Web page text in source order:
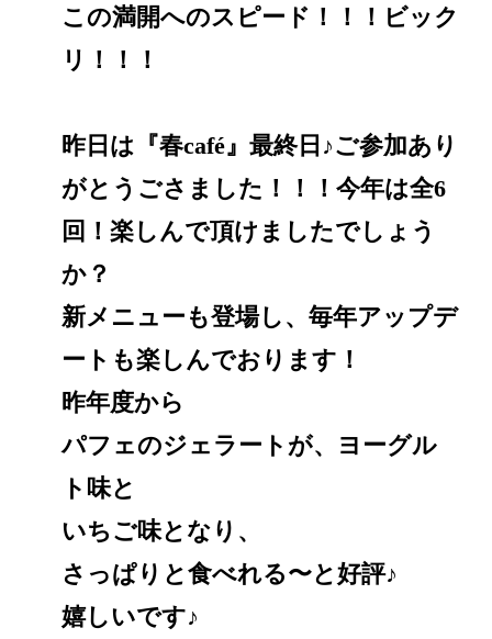
この満開へのスピード！！！ビック
リ！！！
昨日は『春café』最終日♪ご参加あり
がとうごさました！！！今年は全6
回！楽しんで頂けましたでしょう
か？
新メニューも登場し、毎年アップデ
ートも楽しんでおります！
昨年度から
パフェのジェラートが、ヨーグル
ト味と
いちご味となり、
さっぱりと食べれる〜と好評♪
嬉しいです♪